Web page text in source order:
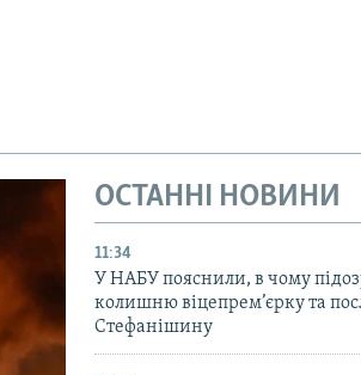
ОСТАННІ НОВИНИ
11:34
У НАБУ пояснили, в чому
колишню віцепрем’єрку та
Стефанішину